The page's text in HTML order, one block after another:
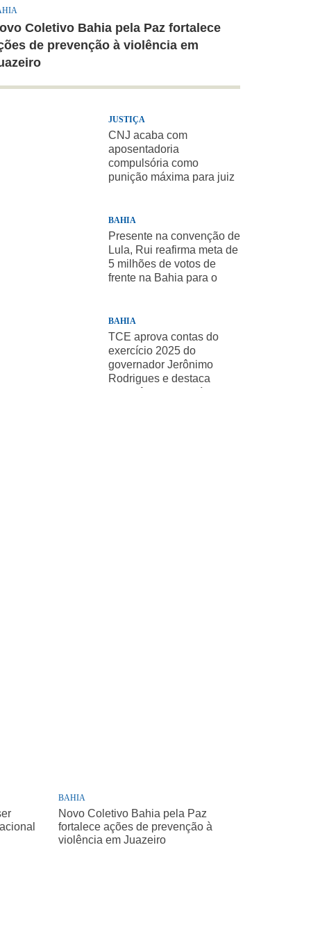
Coletivo Bahia pela Paz fortalece
de prevenção à violência em
JUSTIÇA
CNJ acaba com
aposentadoria
compulsória como
punição máxima para juiz
BAHIA
Presente na convenção de
Lula, Rui reafirma meta de
5 milhões de votos de
frente na Bahia para o
BAHIA
TCE aprova contas do
exercício 2025 do
governador Jerônimo
Rodrigues e destaca
BAHIA
Novo Coletivo Bahia pela Paz
fortalece ações de prevenção à
violência em Juazeiro